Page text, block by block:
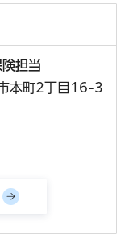
担当
本町2丁目16-3